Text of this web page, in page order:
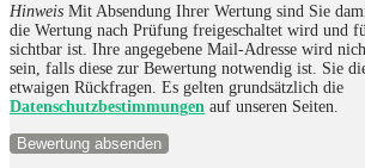
Hinweis Mit Absendung Ihrer Wertung sind Sie
die Wertung nach Prüfung freigeschaltet wird und
sichtbar ist. Ihre angegebene Mail-Adresse wird
sein, falls diese zur Bewertung notwendig ist. Sie
etwaigen Rückfragen. Es gelten grundsätzlich die
Datenschutzbestimmungen auf unseren Seiten.